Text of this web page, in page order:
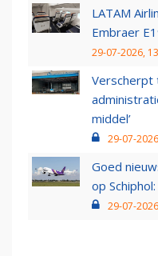
LATAM
Embraer
29-07-2026,
Verscherpt
middel’
29-07-
Goed
op
29-07-